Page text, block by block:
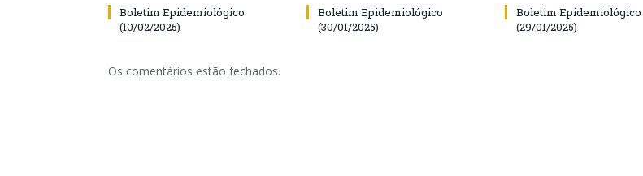
Boletim Epidemiológico
(10/02/2025)
Boletim Epidemiológico
(30/01/2025)
Boletim Epidemiológico
(29/01/2025)
Os comentários estão fechados.